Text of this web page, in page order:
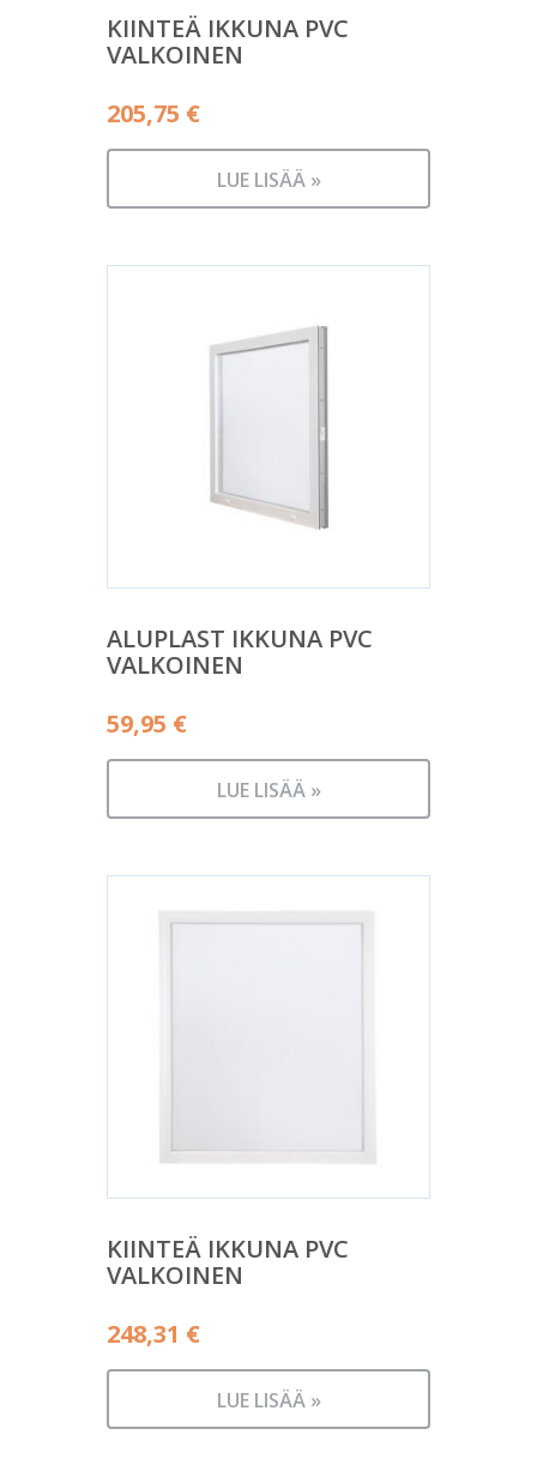
KIINTEÄ IKKUNA PVC
VALKOINEN
205,75 €
LUE LISÄÄ »
ALUPLAST IKKUNA PVC
VALKOINEN
59,95 €
LUE LISÄÄ »
KIINTEÄ IKKUNA PVC
VALKOINEN
248,31 €
LUE LISÄÄ »